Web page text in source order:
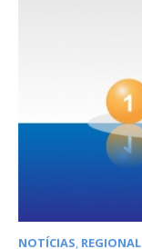
NOTÍCIAS REGIONAL